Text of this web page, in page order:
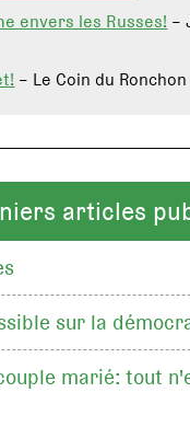
envers les Russes!–
– Le Coin du Ronchon
articles
sur la
marié: tout